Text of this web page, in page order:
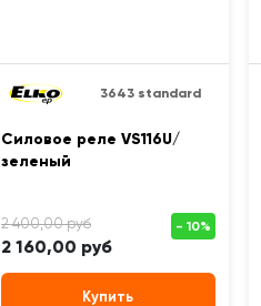
3643 standard
Силовое реле VS116U/
зеленый
2 160,00 руб
Купить